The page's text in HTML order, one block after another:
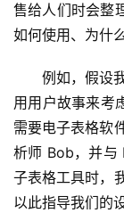
售给人们时会整
如何使用、为什
例如，假设
用用户故事来考
需要电子表格软
析师 Bob，并与
子表格工具时，
以此指导我们的